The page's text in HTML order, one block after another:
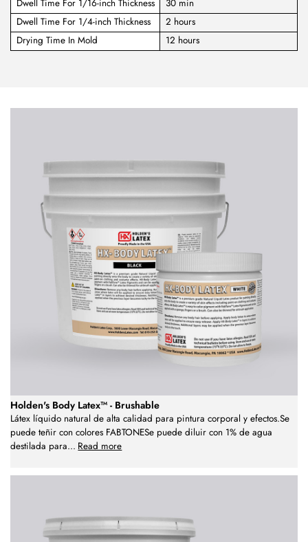
Dwell Time For 1/16-inch Thickness
30 min
Dwell Time For 1/4-inch Thickness
2 hours
Drying Time In Mold
12 hours
Holden's Body Latex™ - Brushable
Látex líquido natural de alta calidad para pintura corporal y efectos.Se
puede teñir con colores FABTONESe puede diluir con 1% de agua
destilada para... Read more